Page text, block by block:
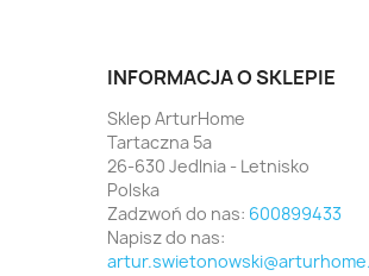
INFORMACJA O SKLEPIE
Sklep ArturHome
Tartaczna 5a
26-630 Jedlnia - Letnisko
Polska
Zadzwoń do nas: 600899433
Napisz do nas: